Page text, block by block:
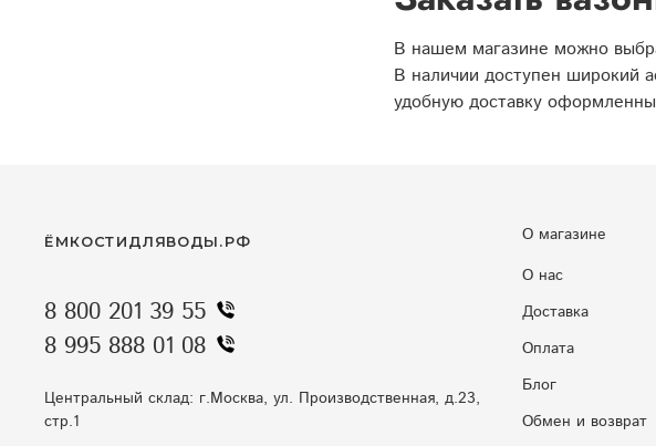
В нашем магазине можно
В наличии доступен широкий
удобную доставку
О магазине
О нас
Доставка
Оплата
Блог
Обмен и возврат
ЁМКОСТИДЛЯВОДЫ.РФ
8 800 201 39 55
8 995 888 01 08
Центральный склад: г.Москва, ул. Производственная, д.23,
стр.1